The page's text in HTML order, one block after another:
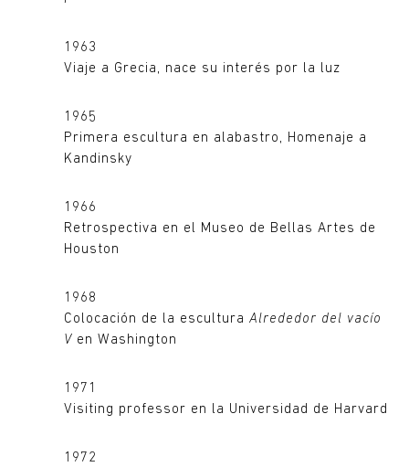
1963
Viaje a Grecia, nace su interés por la luz
1965
Primera escultura en alabastro, Homenaje a
Kandinsky
1966
Retrospectiva en el Museo de Bellas Artes de
Houston
1968
Colocación de la escultura Alrededor del vacío
V en Washington
1971
Visiting professor en la Universidad de Harvard
1972